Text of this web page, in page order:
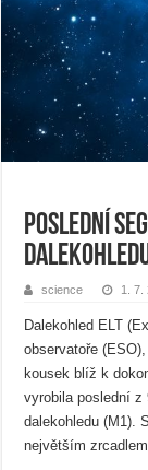
Poslední
science 1. 7.
Dalekohled ELT
observatoře
kousek blíž k
vyrobila poslední z
dalekohledu (M1).
největším